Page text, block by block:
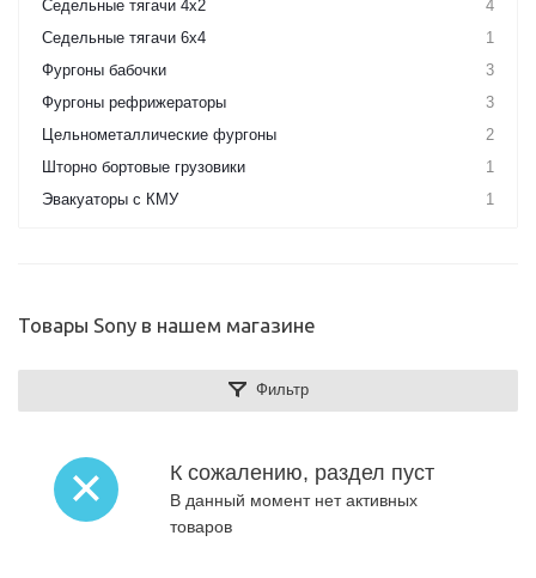
Седельные тягачи 4х2
4
Седельные тягачи 6х4
1
Фургоны бабочки
3
Фургоны рефрижераторы
3
Цельнометаллические фургоны
2
Шторно бортовые грузовики
1
Эвакуаторы с КМУ
1
Товары Sony в нашем магазине
Фильтр
К сожалению, раздел пуст
В данный момент нет активных
товаров